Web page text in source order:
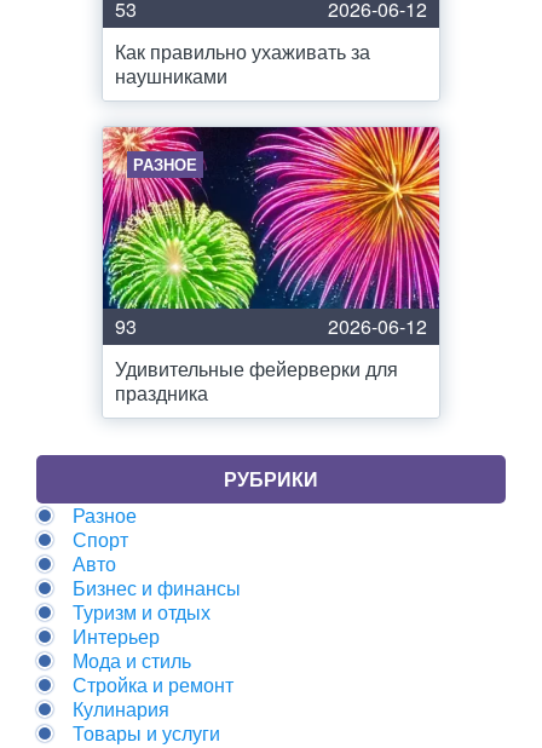
53
2026-06-12
Как правильно ухаживать за
наушниками
РАЗНОЕ
93
2026-06-12
Удивительные фейерверки для
праздника
РУБРИКИ
Разное
Спорт
Авто
Бизнес и финансы
Туризм и отдых
Интерьер
Мода и стиль
Стройка и ремонт
Кулинария
Товары и услуги